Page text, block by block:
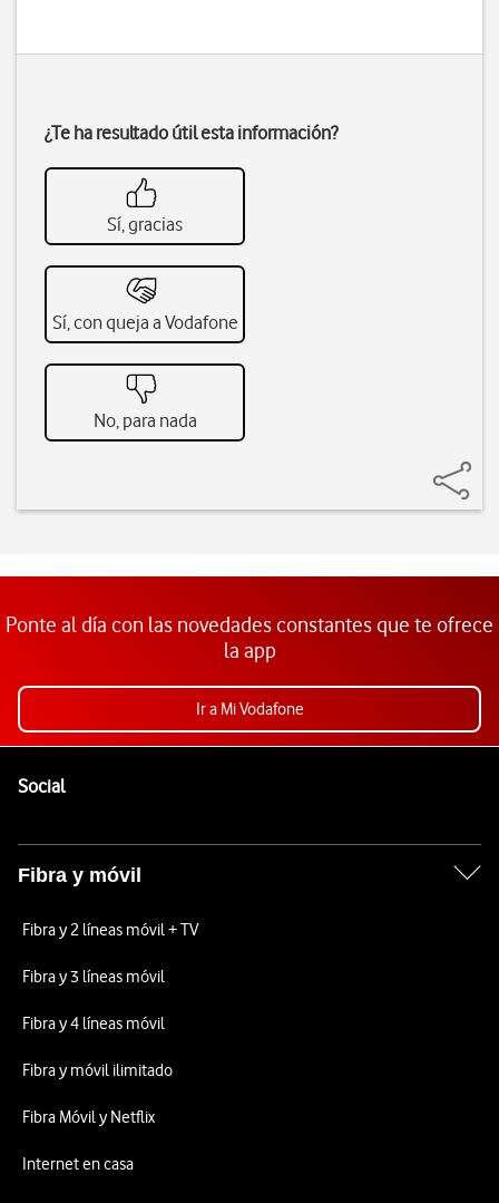
¿Te ha resultado útil esta información?
Sí, gracias
Sí, con queja a Vodafone
No, para nada
Ponte al día con las novedades constantes que te ofrece
la app
Ir a Mi Vodafone
SocialEnlaces a las redes sociales de Vodafone
Fibra y móvil
Fibra y 2 líneas móvil + TV
Fibra y 3 líneas móvil
Fibra y 4 líneas móvil
Fibra y móvil ilimitado
Fibra Móvil y Netflix
Internet en casa